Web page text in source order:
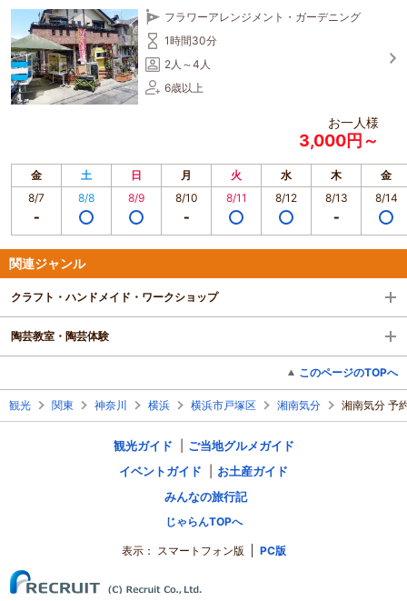
フラワーアレンジメント・ガーデニング
1時間30分
2人～4人
6歳以上
お一人様
3,000円～
金 土 日 月 火 水 木
金
8/7
8/8 8/9 8/10 8/11 8/12 8/13 8/14
関連ジャンル
クラフト・ハンドメイド・ワークショップ
陶芸教室・陶芸体験
このページのTOPへ
観光 関東 神奈川 横浜 横浜市戸塚区 湘南気分 湘南気分 予
観光ガイド
ご当地グルメガイド
イベントガイド
お土産ガイド
みんなの旅行記
じゃらんTOPへ
表示： スマートフォン版 PC版